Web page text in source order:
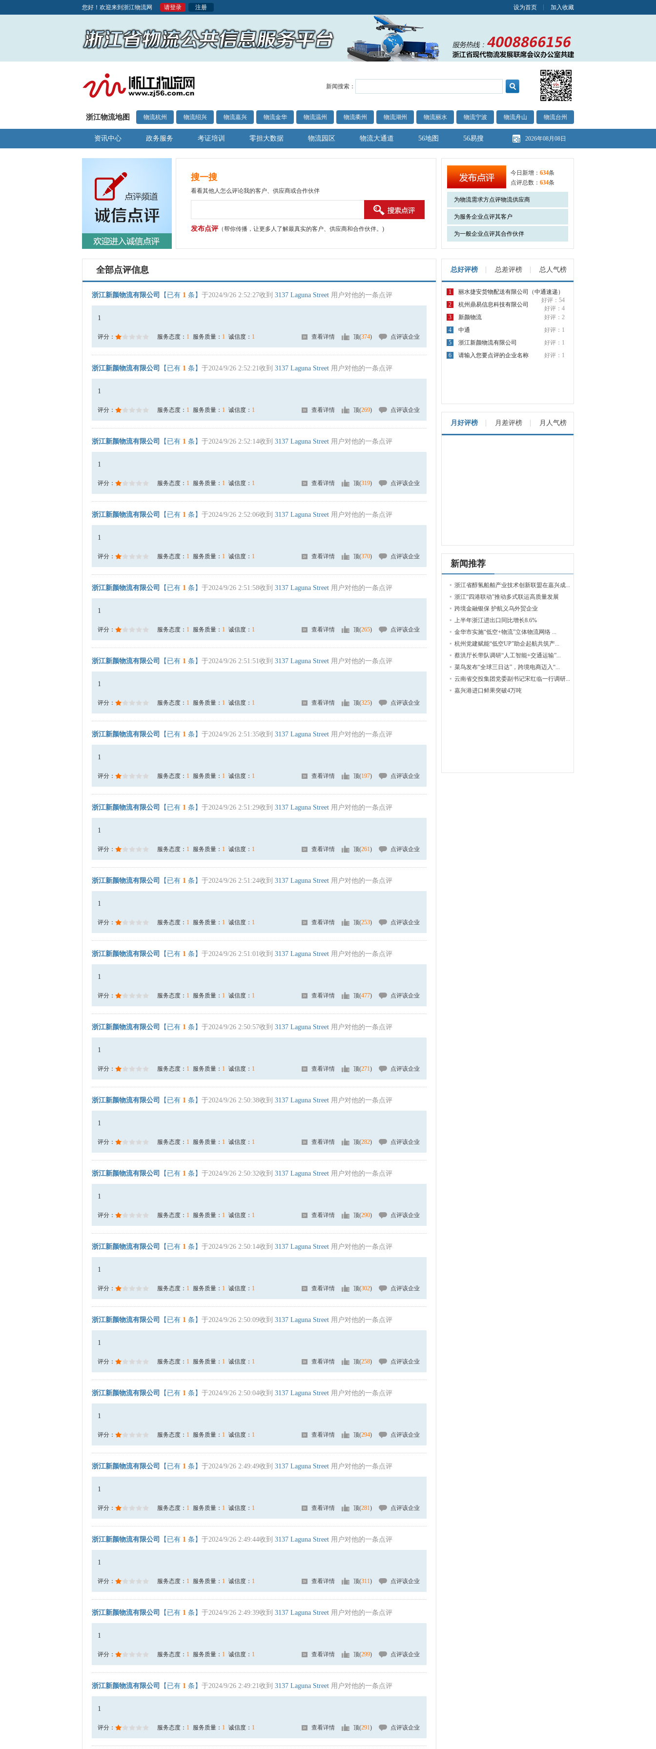
您好！欢迎来到浙江物流网 请登录 注册 设为首页 加入收藏
新闻搜索：
浙江物流地图 物流杭州 物流绍兴 物流嘉兴 物流金华 物流温州 物流衢州 物流湖州 物流丽水 物流宁波 物流舟山 物流台州
资讯中心 政务服务 考证培训 零担大数据 物流园区 物流大通道 56地图 56易搜 2026年08月08日
搜一搜
看看其他人怎么评论我的客户、供应商或合作伙伴
发布点评（帮你传播，让更多人了解最真实的客户、供应商和合作伙伴。)
今日新增： 634条
点评总数： 634条
为物流需求方点评物流供应商
为服务企业点评其客户
为一般企业点评其合作伙伴
全部点评信息
浙江新颜物流有限公司 【已有 1 条】 于2024/9/26 2:52:27收到 3137 Laguna Street 用户对他的一条点评
1
评分： 服务态度： 1 服务质量： 1 诚信度： 1 查看详情 顶(374) 点评该企业
浙江新颜物流有限公司 【已有 1 条】 于2024/9/26 2:52:21收到 3137 Laguna Street 用户对他的一条点评
1
评分： 服务态度： 1 服务质量： 1 诚信度： 1 查看详情 顶(269) 点评该企业
浙江新颜物流有限公司 【已有 1 条】 于2024/9/26 2:52:14收到 3137 Laguna Street 用户对他的一条点评
1
评分： 服务态度： 1 服务质量： 1 诚信度： 1 查看详情 顶(319) 点评该企业
浙江新颜物流有限公司 【已有 1 条】 于2024/9/26 2:52:06收到 3137 Laguna Street 用户对他的一条点评
1
评分： 服务态度： 1 服务质量： 1 诚信度： 1 查看详情 顶(370) 点评该企业
浙江新颜物流有限公司 【已有 1 条】 于2024/9/26 2:51:58收到 3137 Laguna Street 用户对他的一条点评
1
评分： 服务态度： 1 服务质量： 1 诚信度： 1 查看详情 顶(265) 点评该企业
浙江新颜物流有限公司 【已有 1 条】 于2024/9/26 2:51:51收到 3137 Laguna Street 用户对他的一条点评
1
评分： 服务态度： 1 服务质量： 1 诚信度： 1 查看详情 顶(325) 点评该企业
浙江新颜物流有限公司 【已有 1 条】 于2024/9/26 2:51:35收到 3137 Laguna Street 用户对他的一条点评
1
评分： 服务态度： 1 服务质量： 1 诚信度： 1 查看详情 顶(197) 点评该企业
浙江新颜物流有限公司 【已有 1 条】 于2024/9/26 2:51:29收到 3137 Laguna Street 用户对他的一条点评
1
评分： 服务态度： 1 服务质量： 1 诚信度： 1 查看详情 顶(261) 点评该企业
浙江新颜物流有限公司 【已有 1 条】 于2024/9/26 2:51:24收到 3137 Laguna Street 用户对他的一条点评
1
评分： 服务态度： 1 服务质量： 1 诚信度： 1 查看详情 顶(253) 点评该企业
浙江新颜物流有限公司 【已有 1 条】 于2024/9/26 2:51:01收到 3137 Laguna Street 用户对他的一条点评
1
评分： 服务态度： 1 服务质量： 1 诚信度： 1 查看详情 顶(477) 点评该企业
浙江新颜物流有限公司 【已有 1 条】 于2024/9/26 2:50:57收到 3137 Laguna Street 用户对他的一条点评
1
评分： 服务态度： 1 服务质量： 1 诚信度： 1 查看详情 顶(271) 点评该企业
浙江新颜物流有限公司 【已有 1 条】 于2024/9/26 2:50:38收到 3137 Laguna Street 用户对他的一条点评
1
评分： 服务态度： 1 服务质量： 1 诚信度： 1 查看详情 顶(282) 点评该企业
浙江新颜物流有限公司 【已有 1 条】 于2024/9/26 2:50:32收到 3137 Laguna Street 用户对他的一条点评
1
评分： 服务态度： 1 服务质量： 1 诚信度： 1 查看详情 顶(290) 点评该企业
浙江新颜物流有限公司 【已有 1 条】 于2024/9/26 2:50:14收到 3137 Laguna Street 用户对他的一条点评
1
评分： 服务态度： 1 服务质量： 1 诚信度： 1 查看详情 顶(302) 点评该企业
浙江新颜物流有限公司 【已有 1 条】 于2024/9/26 2:50:09收到 3137 Laguna Street 用户对他的一条点评
1
评分： 服务态度： 1 服务质量： 1 诚信度： 1 查看详情 顶(258) 点评该企业
浙江新颜物流有限公司 【已有 1 条】 于2024/9/26 2:50:04收到 3137 Laguna Street 用户对他的一条点评
1
评分： 服务态度： 1 服务质量： 1 诚信度： 1 查看详情 顶(294) 点评该企业
浙江新颜物流有限公司 【已有 1 条】 于2024/9/26 2:49:49收到 3137 Laguna Street 用户对他的一条点评
1
评分： 服务态度： 1 服务质量： 1 诚信度： 1 查看详情 顶(281) 点评该企业
浙江新颜物流有限公司 【已有 1 条】 于2024/9/26 2:49:44收到 3137 Laguna Street 用户对他的一条点评
1
评分： 服务态度： 1 服务质量： 1 诚信度： 1 查看详情 顶(311) 点评该企业
浙江新颜物流有限公司 【已有 1 条】 于2024/9/26 2:49:39收到 3137 Laguna Street 用户对他的一条点评
1
评分： 服务态度： 1 服务质量： 1 诚信度： 1 查看详情 顶(299) 点评该企业
浙江新颜物流有限公司 【已有 1 条】 于2024/9/26 2:49:21收到 3137 Laguna Street 用户对他的一条点评
1
评分： 服务态度： 1 服务质量： 1 诚信度： 1 查看详情 顶(291) 点评该企业
总好评榜 总差评榜 总人气榜
1
丽水捷安货物配送有限公司（中通速递）
好评：54
2 杭州鼎易信息科技有限公司
好评：4
3
新颜物流
好评：2
4
中通
好评：1
5
浙江新颜物流有限公司
好评：1
6
请输入您要点评的企业名称 好评：1
月好评榜 月差评榜 月人气榜
新闻推荐
浙江省醇氢船舶产业技术创新联盟在嘉兴成...
浙江“四港联动”推动多式联运高质量发展
跨境金融银保 护航义乌外贸企业
上半年浙江进出口同比增长8.6%
金华市实施“低空+物流”立体物流网络 ...
杭州党建赋能“低空UP”助企起航共筑产...
蔡洪厅长带队调研“人工智能+交通运输”...
菜鸟发布“全球三日达”，跨境电商迈入“...
云南省交投集团党委副书记宋红临一行调研...
嘉兴港进口鲜果突破4万吨